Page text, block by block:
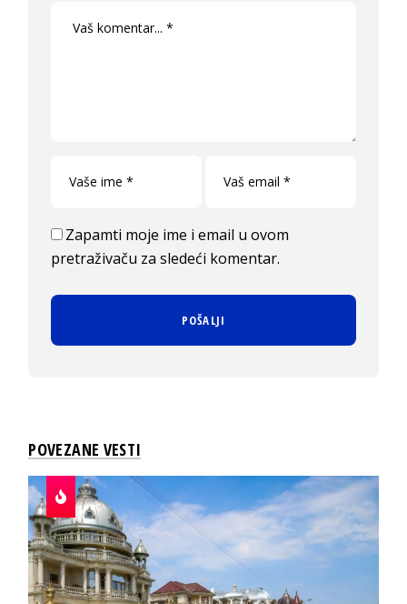
Zapamti moje ime i email u ovom
pretraživaču za sledeći komentar.
POVEZANE VESTI